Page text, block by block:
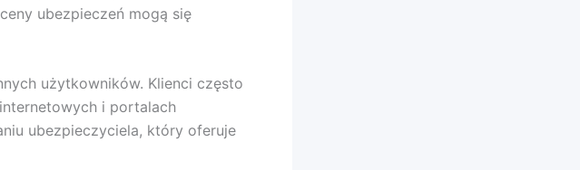
ubezpieczeń mogą się
użytkowników. Klienci często
i portalach
ubezpieczyciela, który oferuje